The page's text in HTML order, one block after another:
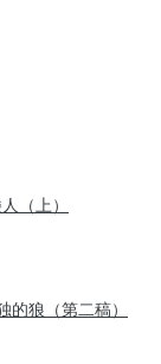
（上）
的狼（第二稿）